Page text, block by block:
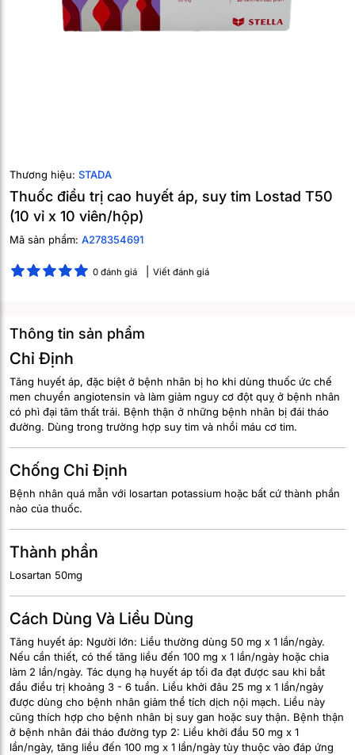
Thương hiệu: STADA
Thuốc điều trị cao huyết áp, suy tim Lostad T50
(10 vỉ x 10 viên/hộp)
Mã sản phẩm: A278354691
0 đánh giá Viết đánh giá
Thông tin sản phẩm
Chỉ Định
Tăng huyết áp, đặc biệt ở bệnh nhân bị ho khi dùng thuốc ức chế
men chuyển angiotensin và làm giảm nguy cơ đột quỵ ở bệnh nhân
có phì đại tâm thất trái. Bệnh thận ở những bệnh nhân bị đái tháo
đường. Dùng trong trường hợp suy tim và nhồi máu cơ tim.
Chống Chỉ Định
Bệnh nhân quá mẫn với losartan potassium hoặc bất cứ thành phần
nào của thuốc.
Thành phần
Losartan 50mg
Cách Dùng Và Liều Dùng
Tăng huyết áp: Người lớn: Liều thường dùng 50 mg x 1 lần/ngày.
Nếu cần thiết, có thế tăng liều đến 100 mg x 1 lần/ngày hoặc chia
làm 2 lần/ngày. Tác dụng hạ huyết áp tối đa đạt được sau khi bắt
đầu điều trị khoảng 3 - 6 tuần. Liều khởi đâu 25 mg x 1 lần/ngày
được dùng cho bệnh nhân giảm thể tích dịch nội mạch. Liều này
cũng thích hợp cho bệnh nhân bị suy gan hoặc suy thận. Bệnh thận
ở bệnh nhân đái tháo đường typ 2: Liều khởi đầu 50 mg x 1
lần/ngày, tăng liều đến 100 mg x 1 lần/ngày tùy thuộc vào đáp ứng